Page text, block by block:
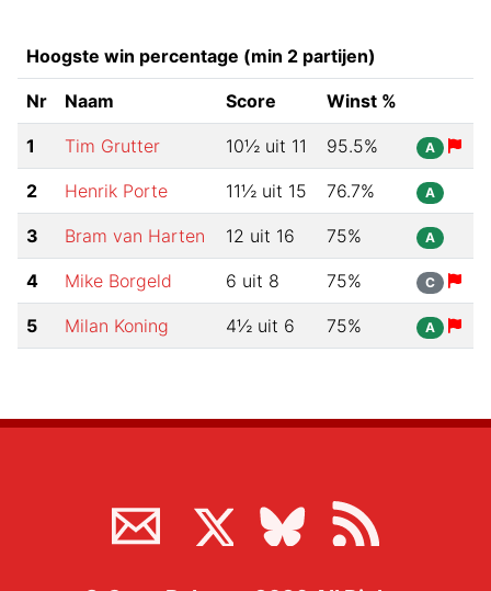
Hoogste win percentage (min 2 partijen)
Nr Naam Score Winst %
1 Tim Grutter 10½ uit 11 95.5% A
2 Henrik Porte 11½ uit 15 76.7% A
3 Bram van Harten 12 uit 16 75% A
4 Mike Borgeld 6 uit 8 75% C
5 Milan Koning 4½ uit 6 75% A